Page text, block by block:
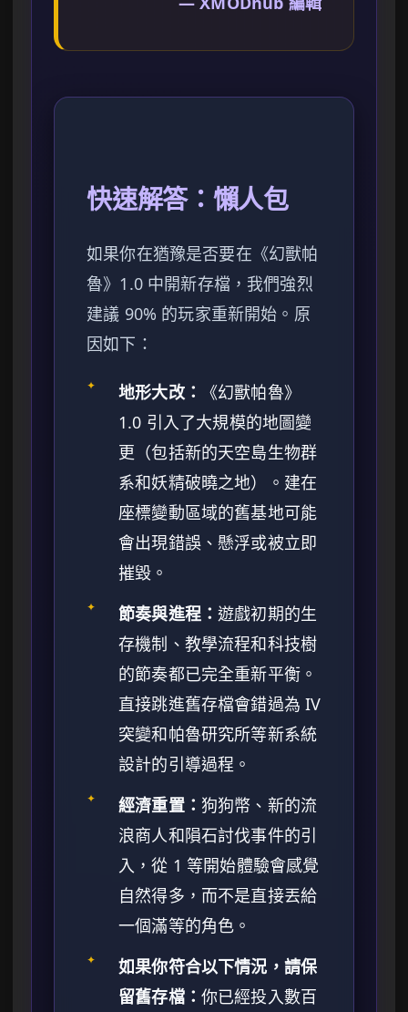
快速解答：懶人包
如果你在猶豫是否要在《幻獸帕
魯》1.0 中開新存檔，我們強烈
建議 90% 的玩家重新開始。原
因如下：
✦ 地形大改：
《幻獸帕魯》
1.0 引入了大規模的地圖變
更（包括新的天空島生物群
系和妖精破曉之地）。建在
座標變動區域的舊基地可能
會出現錯誤、懸浮或被立即
摧毀。
✦ 節奏與進程：遊戲初期的生
存機制、教學流程和科技樹
的節奏都已完全重新平衡。
直接跳進舊存檔會錯過為 IV
突變和帕魯研究所等新系統
設計的引導過程。
✦ 經濟重置： 狗狗幣、新的流
浪商人和隕石討伐事件的引
入，從 1 等開始體驗會感覺
自然得多，而不是直接丟給
一個滿等的角色。
✦
如果你符合以下情況，請保
留舊存檔： 你已經投入數百